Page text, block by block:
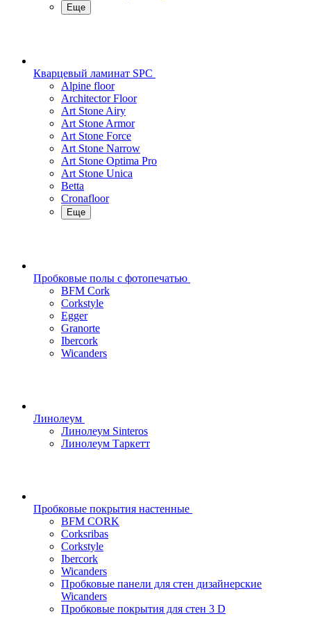
Еще
Кварцевый ламинат SPC
Alpine floor
Architector Floor
Art Stone Airy
Art Stone Armor
Art Stone Force
Art Stone Narrow
Art Stone Optima Pro
Art Stone Unica
Betta
Cronafloor
Еще
Пробковые полы с фотопечатью
BFM Cork
Corkstyle
Egger
Granorte
Ibercork
Wicanders
Линолеум
Линолеум Sinteros
Линолеум Таркетт
Пробковые покрытия настенные
BFM CORK
Corksribas
Corkstyle
Ibercork
Wicanders
Пробковые панели для стен дизайнерские
Wicanders
Пробковые покрытия для стен 3 D